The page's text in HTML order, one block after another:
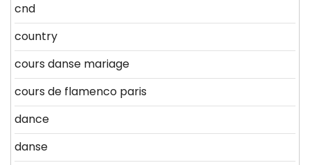
cnd
country
cours danse mariage
cours de flamenco paris
dance
danse